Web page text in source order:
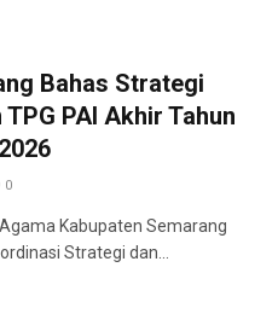
Bahas Strategi
PAI Akhir Tahun
0
Kabupaten Semarang
Strategi dan…